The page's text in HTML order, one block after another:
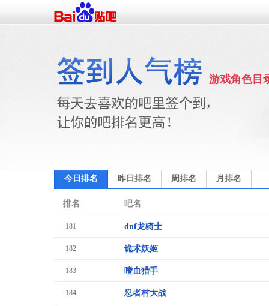
游戏角色目
今日排名 昨日排名 周排名 月排名
排名 吧名
181 dnf龙骑士
182 诡术妖姬
183 嗜血猎手
184 忍者村大战